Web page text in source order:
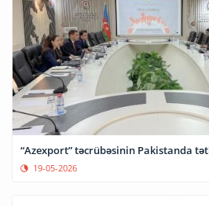
“Azexport” təcrübəsinin Pakistanda
19-05-2026